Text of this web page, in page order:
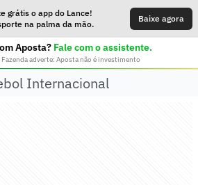
grátis o app do Lance!
na palma da mão.
Baixe agora
Aposta? Fale com o assistente.
adverte: Aposta não é investimento
Internacional